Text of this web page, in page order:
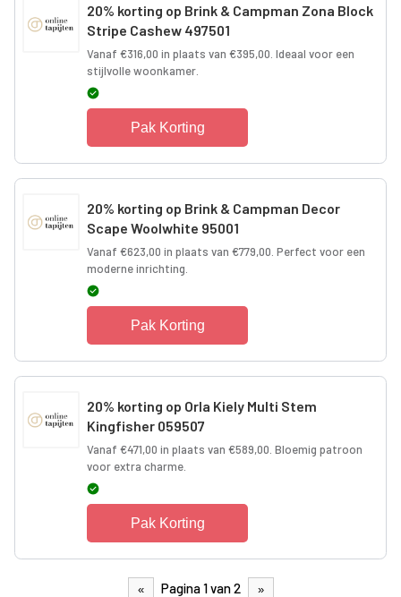
20% korting op Brink & Campman Zona Block
Stripe Cashew 497501
Vanaf €316,00 in plaats van €395,00. Ideaal voor een
stijlvolle woonkamer.
Pak Korting
20% korting op Brink & Campman Decor
Scape Woolwhite 95001
Vanaf €623,00 in plaats van €779,00. Perfect voor een
moderne inrichting.
Pak Korting
20% korting op Orla Kiely Multi Stem
Kingfisher 059507
Vanaf €471,00 in plaats van €589,00. Bloemig patroon
voor extra charme.
Pak Korting
« Pagina 1 van 2 »